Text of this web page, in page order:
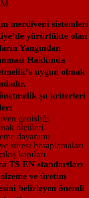
merdiveni sistemleri
yürürlükte olan
Yangından
Hakkında
uygun olmak
şu kriterleri
genişliği
ölçüleri
dayanımı
süresi hesaplamaları
kapıları
TS EN standartları
ve üretim
belirleyen önemli